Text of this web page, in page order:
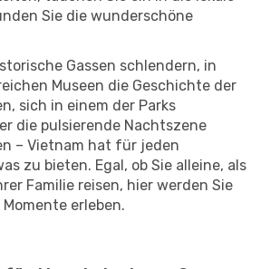
Sie die wunderschöne
Gassen schlendern, in
Museen die Geschichte der
sich in einem der Parks
die pulsierende Nachtszene
– Vietnam hat für jeden
zu bieten. Egal, ob Sie alleine, als
Familie reisen, hier werden Sie
erleben.